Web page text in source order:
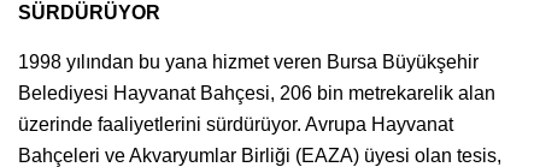
SÜRDÜRÜYOR
1998 yılından bu yana hizmet veren Bursa Büyükşehir
Belediyesi Hayvanat Bahçesi, 206 bin metrekarelik alan
üzerinde faaliyetlerini sürdürüyor. Avrupa Hayvanat
Bahçeleri ve Akvaryumlar Birliği (EAZA) üyesi olan tesis,